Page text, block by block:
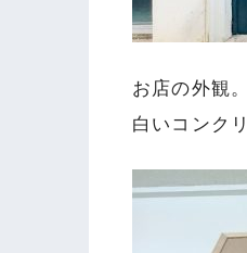
お店の外観。
白いコンク